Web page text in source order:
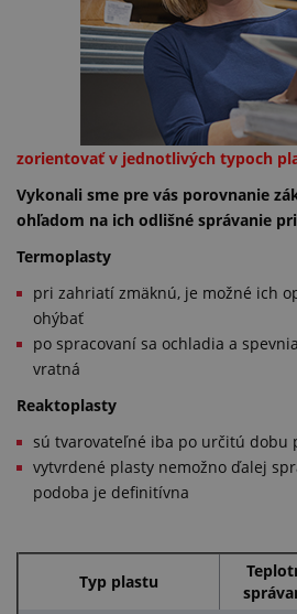
zorientovať v jednotlivých typoch
Vykonali sme pre vás porovnanie
ohľadom na ich odlišné správanie
Termoplasty
pri zahriatí zmäknú, je možné ich
ohýbať
po spracovaní sa ochladia a
vratná
Reaktoplasty
sú tvarovateľné iba po určitú dobu
vytvrdené plasty nemožno ďalej
podoba je definitívna
Typ plastu